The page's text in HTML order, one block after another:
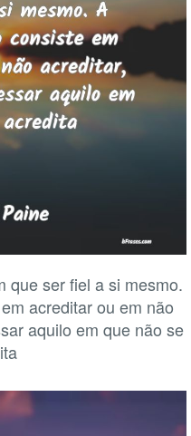
que ser fiel a si mesmo.
acreditar ou em não
aquilo em que não se